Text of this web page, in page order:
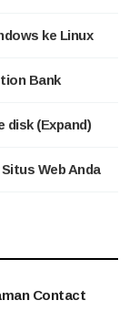
ke Linux
Bank
disk (Expand)
Web Anda
Contact